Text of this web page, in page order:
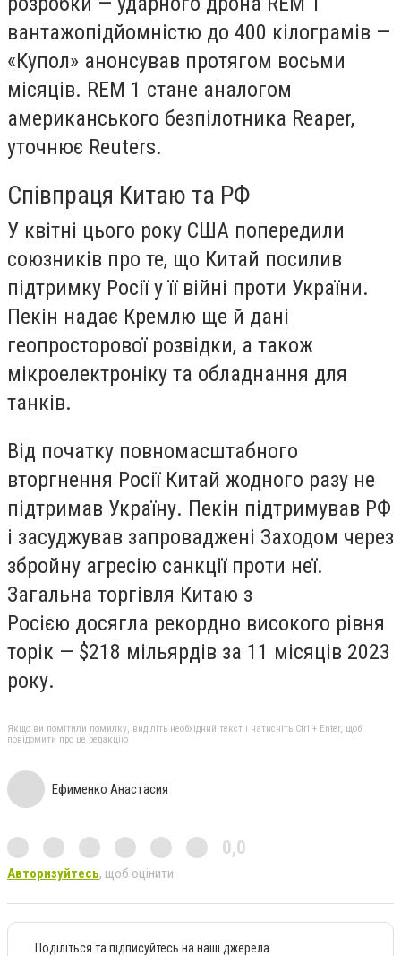
вантажопідйомністю до 400 кілограмів —
«Купол» анонсував протягом восьми
місяців. REM 1 стане аналогом
американського безпілотника Reaper,
уточнює Reuters.
Співпраця Китаю та РФ
У квітні цього року США попередили
союзників про те, що Китай посилив
підтримку Росії у її війні проти України.
Пекін надає Кремлю ще й дані
геопросторової розвідки, а також
мікроелектроніку та обладнання для
танків.
Від початку повномасштабного
вторгнення Росії Китай жодного разу не
підтримав Україну. Пекін підтримував РФ
і засуджував запроваджені Заходом через
збройну агресію санкції проти неї.
Загальна торгівля Китаю з
Росією досягла рекордно високого рівня
торік — $218 мільярдів за 11 місяців 2023
року.
Якщо ви помітили помилку, виділіть необхідний текст і натисніть Ctrl + Enter, щоб
повідомити про це редакцію
Ефименко Анастасия
0,0
Авторизуйтесь, щоб оцінити
Поділіться та підписуйтесь на наші джерела